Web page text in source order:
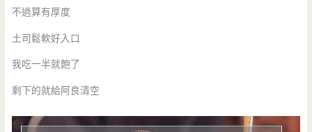
不過算有厚度
土司鬆軟好入口
我吃一半就飽了
剩下的就給阿良清空